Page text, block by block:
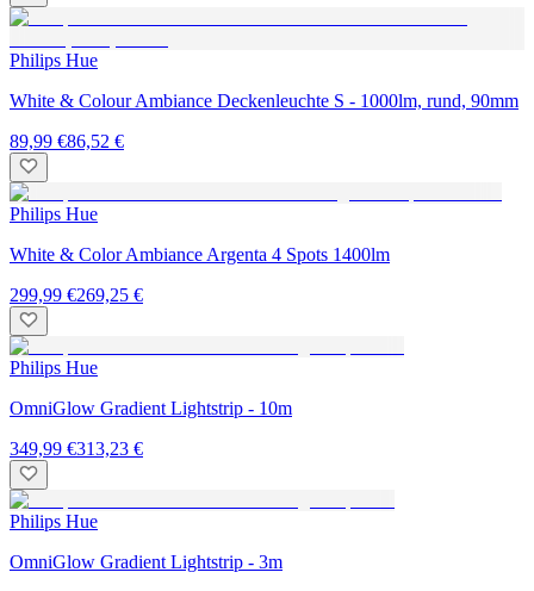
Philips Hue
White & Colour Ambiance Deckenleuchte S - 1000lm, rund, 90mm
89,99 €86,52 €
Philips Hue
White & Color Ambiance Argenta 4 Spots 1400lm
299,99 €269,25 €
Philips Hue
OmniGlow Gradient Lightstrip - 10m
349,99 €313,23 €
Philips Hue
OmniGlow Gradient Lightstrip - 3m